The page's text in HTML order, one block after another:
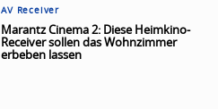
AV Receiver
Marantz Cinema 2: Diese Heimkino-
Receiver sollen das Wohnzimmer
erbeben lassen